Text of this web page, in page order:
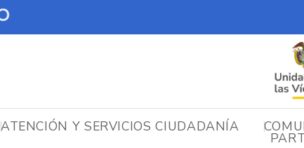
ATENCIÓN Y SERVICIOS CIUDADANÍA